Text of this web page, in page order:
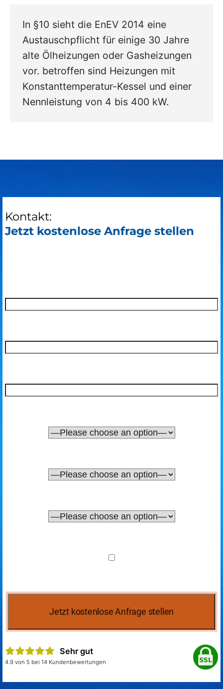
In §10 sieht die EnEV 2014 eine
Austauschpflicht für einige 30 Jahre
alte Ölheizungen oder Gasheizungen
vor. betroffen sind Heizungen mit
Konstanttemperatur-Kessel und einer
Nennleistung von 4 bis 400 kW.
Kontakt:
Jetzt kostenlose Anfrage stellen
Sehr gut
4.9 von 5 bei 14 Kundenbewertungen